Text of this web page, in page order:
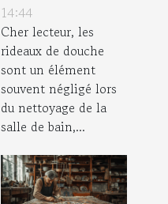
efficacement
vos rideaux de
douche
14:44
Cher lecteur, les
rideaux de douche
sont un élément
souvent négligé lors
du nettoyage de la
salle de bain,...